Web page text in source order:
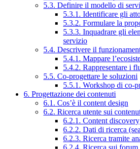
5.3. Definire il modello di
5.3.1. Identificare gli
5.3.2. Formulare la
5.3.3. Inquadrare gli
servizio
5.4. Descrivere il
5.4.1. Mappare
5.4.2. Rappresentare i
5.5. Co-progettare le soluzioni
5.5.1. Workshop di co-
6. Progettazione dei contenuti
6.1. Cos’è il content design
6.2. Ricerca utente sui
6.2.1. Content discovery
6.2.2. Dati di ricerca
6.2.3. Ricerca tramite
6.2.4. Ricerca sui forum